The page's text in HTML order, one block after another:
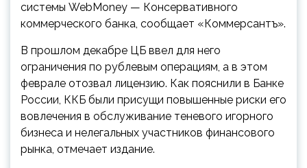
системы WebMoney — Консервативного
коммерческого банка, сообщает «Коммерсантъ».
В прошлом декабре ЦБ ввел для него
ограничения по рублевым операциям, а в этом
феврале отозвал лицензию. Как пояснили в Банке
России, ККБ были присущи повышенные риски его
вовлечения в обслуживание теневого игорного
бизнеса и нелегальных участников финансового
рынка, отмечает издание.